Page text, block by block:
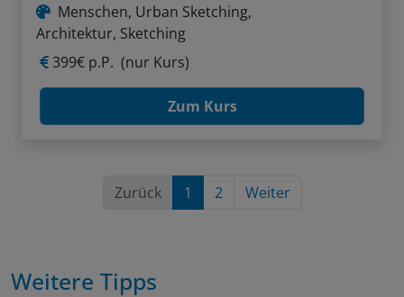
Menschen, Urban Sketching,
Architektur, Sketching
399€ p.P. (nur Kurs)
Zum Kurs
Zurück 1 2 Weiter
Weitere Tipps